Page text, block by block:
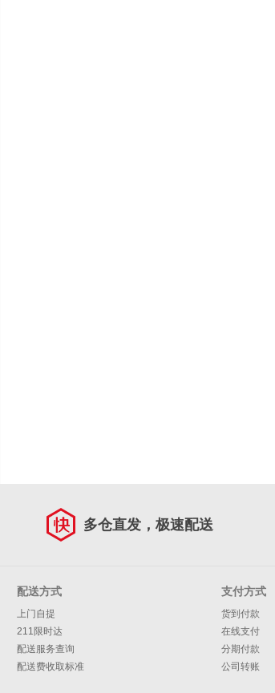
多仓直发，极速配送
配送方式
上门自提
211限时达
配送服务查询
配送费收取标准
支付方式
货到付款
在线支付
分期付款
公司转账